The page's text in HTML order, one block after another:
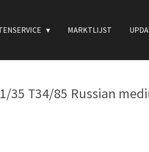
MARKTLIJST
35 T34/85 Russian